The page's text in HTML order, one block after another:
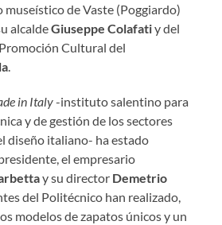
de Vaste (Poggiardo)
alcaldeGiuseppe Colafatiy del
Cultural del
in Italy-instituto salentino para
y de gestión de los sectores
diseño italiano- ha estado
el empresario
y su director Demetrio
del Politécnico han realizado,
modelos de zapatos únicos y un